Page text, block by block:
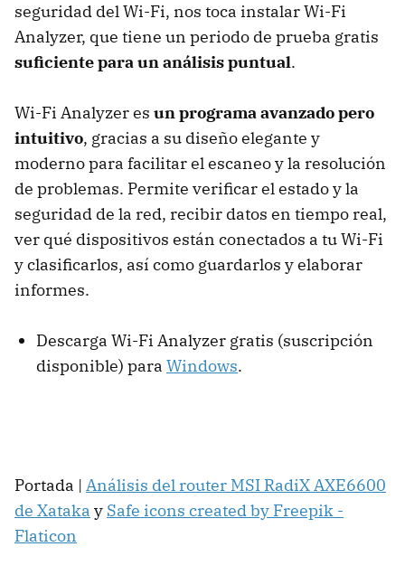
seguridad del Wi-Fi, nos toca instalar Wi-Fi
Analyzer, que tiene un periodo de prueba gratis
suficiente para un análisis puntual.
Wi-Fi Analyzer es un programa avanzado pero
intuitivo, gracias a su diseño elegante y
moderno para facilitar el escaneo y la resolución
de problemas. Permite verificar el estado y la
seguridad de la red, recibir datos en tiempo real,
ver qué dispositivos están conectados a tu Wi-Fi
y clasificarlos, así como guardarlos y elaborar
informes.
Descarga Wi-Fi Analyzer gratis (suscripción
disponible) para Windows.
Portada | Análisis del router MSI RadiX AXE6600
de Xataka y Safe icons created by Freepik -
Flaticon